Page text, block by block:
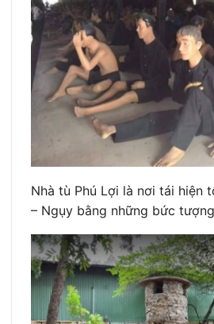
Nhà tù Phú Lợi là nơi tái hiện
– Ngụy bằng những bức